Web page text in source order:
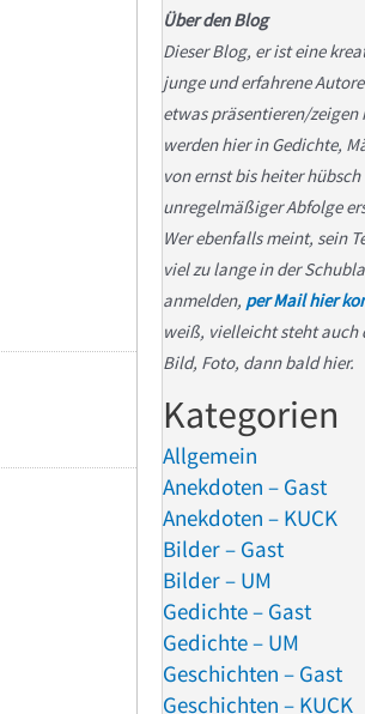
Über den Blog
Dieser Blog, er ist eine
junge und erfahrene
etwas präsentieren/
werden hier in Gedichte,
von ernst bis heiter
unregelmäßiger Abfolge
Wer ebenfalls meint, sein
viel zu lange in der
anmelden, per Mail hier
weiß, vielleicht steht auch
Bild, Foto, dann bald hier.
Kategorien
Allgemein
Anekdoten – Gast
Anekdoten – KUCK
Bilder – Gast
Bilder – UM
Gedichte – Gast
Gedichte – UM
Geschichten – Gast
Geschichten – KUCK